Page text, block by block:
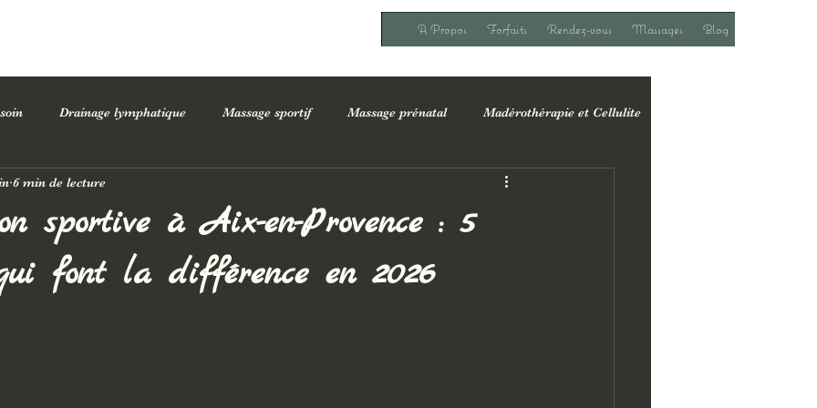
A Propos Forfaits Rendez-vous Massages Blog
Drainage lymphatique Massage sportif Massage prénatal Madérothérapie et Cellulite
Bienfaits des massages sur la santé
Esthéticienne
sportive à Aix-en-Provence : 5
font la différence en 2026
6 min de lecture